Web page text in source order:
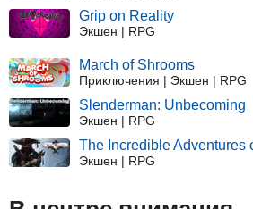
Grip on Reality
Экшен | RPG
March of Shrooms
Приключения | Экшен | RPG
Slenderman: Unbecoming
Экшен | RPG
The Incredible Adventures
Экшен | RPG